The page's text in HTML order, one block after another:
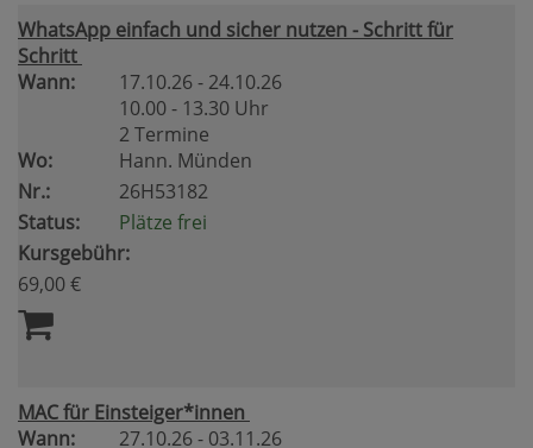
WhatsApp einfach und sicher nutzen - Schritt für
Schritt
Wann:
17.10.26 - 24.10.26
10.00 - 13.30 Uhr
2 Termine
Wo:
Hann. Münden
Nr.:
26H53182
Status:
Plätze frei
Kursgebühr:
69,00 €
MAC für Einsteiger*innen
Wann:
27.10.26 - 03.11.26